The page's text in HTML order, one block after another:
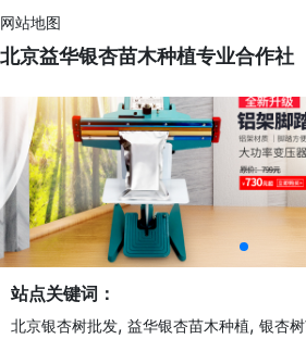
网站地图
北京益华银杏苗木种植专业合作社
站点关键词：
北京银杏树批发, 益华银杏苗木种植, 银杏